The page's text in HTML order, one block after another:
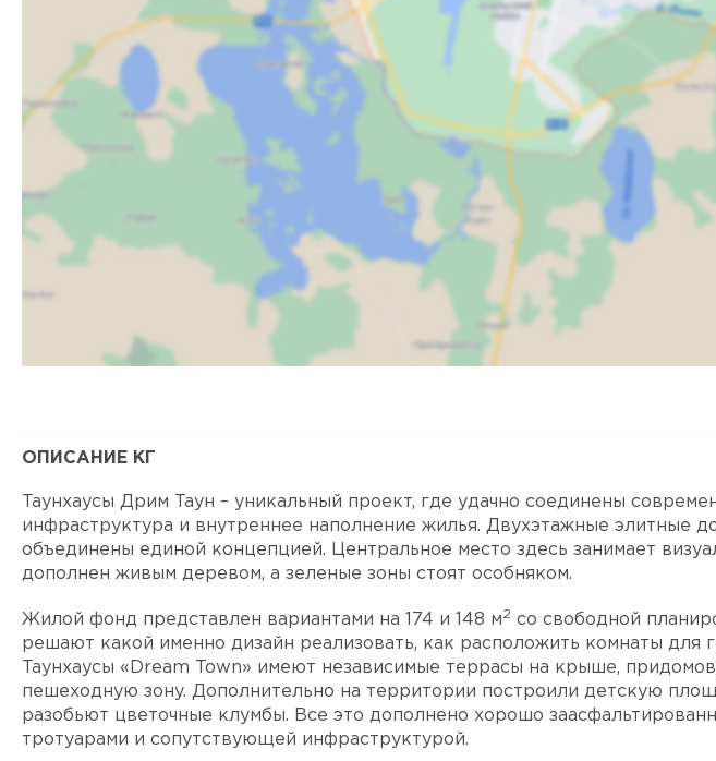
Карта Спутник
ОПИСАНИЕ КГ
Таунхаусы Дрим Таун – уникальный проект, где удачно соединены
инфраструктура и внутреннее наполнение жилья. Двухэтажные элитные
объединены единой концепцией. Центральное место здесь занимает
дополнен живым деревом, а зеленые зоны стоят особняком.
Жилой фонд представлен вариантами на 174 и 148 м2 со свободной
решают какой именно дизайн реализовать, как расположить комнаты для
Таунхаусы «Dream Town» имеют независимые террасы на крыше,
пешеходную зону. Дополнительно на территории построили детскую
разобьют цветочные клумбы. Все это дополнено хорошо
тротуарами и сопутствующей инфраструктурой.